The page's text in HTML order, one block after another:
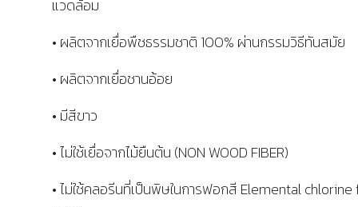
แวดล้อม
• ผลิตจากเยื่อพืชธรรมชาติ 100% ผ่านกรรมวิธีทันสมัย
• ผลิตจากเยื่อชานอ้อย
• มีสีขาว
• ไม่ใช้เยื่อจากไม้ยืนต้น (NON WOOD FIBER)
• ไม่ใช้คลอรีนที่เป็นพิษในการฟอกสี Elemental